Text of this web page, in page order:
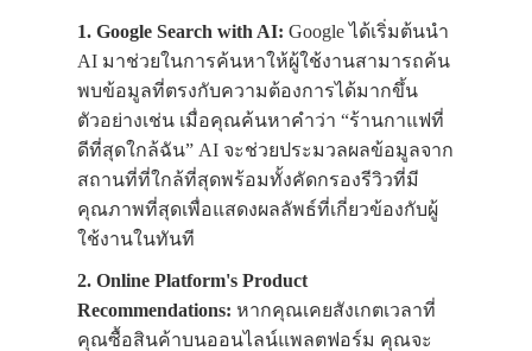
1. Google Search with AI: Google ได้เริ่มต้นนำ
AI มาช่วยในการค้นหาให้ผู้ใช้งานสามารถค้น
พบข้อมูลที่ตรงกับความต้องการได้มากขึ้น
ตัวอย่างเช่น เมื่อคุณค้นหาคำว่า “ร้านกาแฟที่
ดีที่สุดใกล้ฉัน” AI จะช่วยประมวลผลข้อมูลจาก
สถานที่ที่ใกล้ที่สุดพร้อมทั้งคัดกรองรีวิวที่มี
คุณภาพที่สุดเพื่อแสดงผลลัพธ์ที่เกี่ยวข้องกับผู้
ใช้งานในทันที
2. Online Platform's Product
Recommendations: หากคุณเคยสังเกตเวลาที่
คุณซื้อสินค้าบนออนไลน์แพลตฟอร์ม คุณจะ